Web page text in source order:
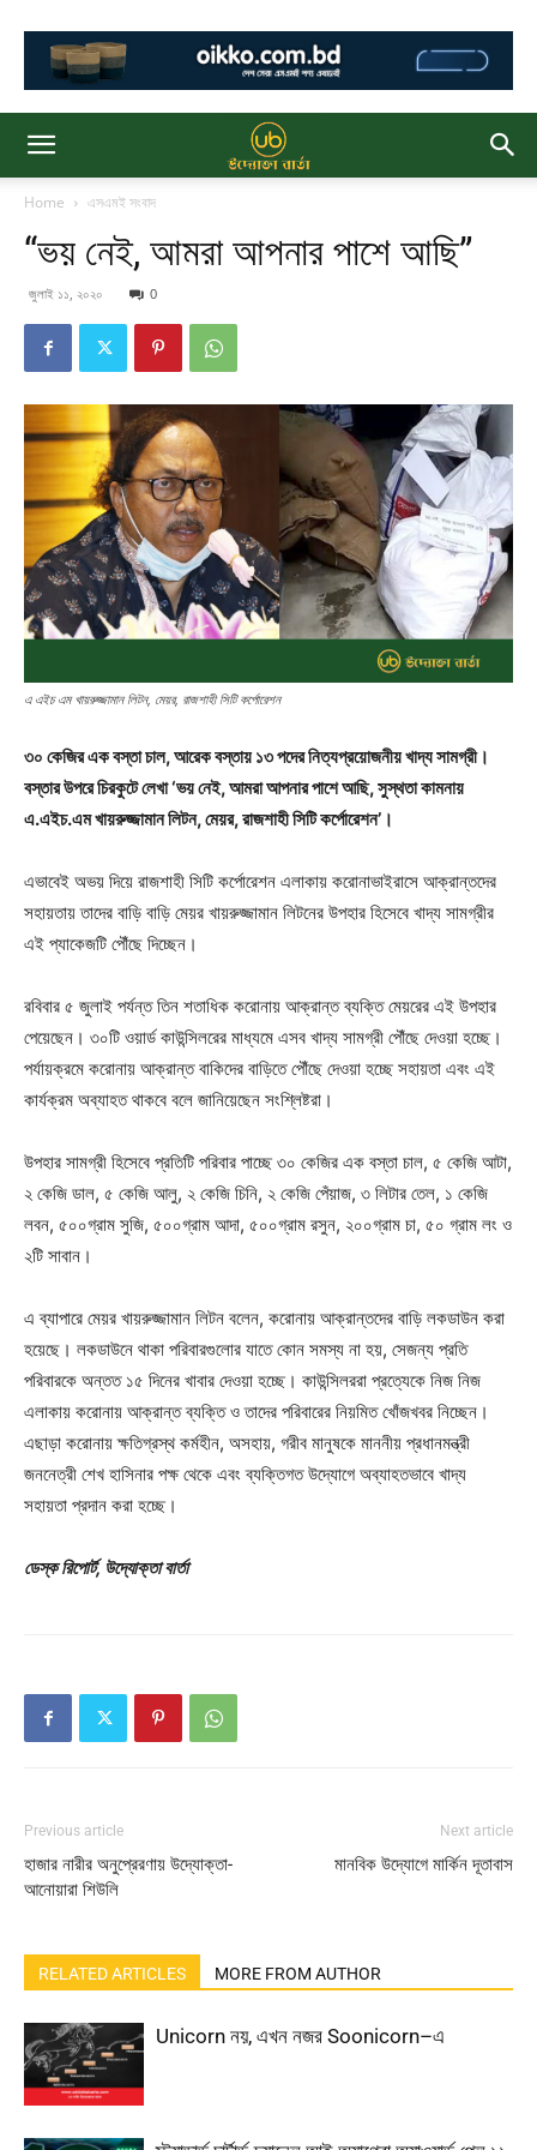
Home এসএমই সংবাদ
“ভয় নেই, আমরা আপনার পাশে আছি”
জুলাই ১১, ২০২০ 0
এ এইচ এম খায়রুজ্জামান লিটন, মেয়র, রাজশাহী সিটি কর্পোরেশন
৩০ কেজির এক বস্তা চাল, আরেক বস্তায় ১৩ পদের নিত্যপ্রয়োজনীয় খাদ্য সামগ্রী।
বস্তার উপরে চিরকুটে লেখা ‘ভয় নেই, আমরা আপনার পাশে আছি, সুস্থতা কামনায়
এ.এইচ.এম খায়রুজ্জামান লিটন, মেয়র, রাজশাহী সিটি কর্পোরেশন’।
এভাবেই অভয় দিয়ে রাজশাহী সিটি কর্পোরেশন এলাকায় করোনাভাইরাসে আক্রান্তদের
সহায়তায় তাদের বাড়ি বাড়ি মেয়র খায়রুজ্জামান লিটনের উপহার হিসেবে খাদ্য সামগ্রীর
এই প্যাকেজটি পৌঁছে দিচ্ছেন।
রবিবার ৫ জুলাই পর্যন্ত তিন শতাধিক করোনায় আক্রান্ত ব্যক্তি মেয়রের এই উপহার
পেয়েছেন। ৩০টি ওয়ার্ড কাউন্সিলরের মাধ্যমে এসব খাদ্য সামগ্রী পৌঁছে দেওয়া হচ্ছে।
পর্যায়ক্রমে করোনায় আক্রান্ত বাকিদের বাড়িতে পৌঁছে দেওয়া হচ্ছে সহায়তা এবং এই
কার্যক্রম অব্যাহত থাকবে বলে জানিয়েছেন সংশ্লিষ্টরা।
উপহার সামগ্রী হিসেবে প্রতিটি পরিবার পাচ্ছে ৩০ কেজির এক বস্তা চাল, ৫ কেজি আটা,
২ কেজি ডাল, ৫ কেজি আলু, ২ কেজি চিনি, ২ কেজি পেঁয়াজ, ৩ লিটার তেল, ১ কেজি
লবন, ৫০০গ্রাম সুজি, ৫০০গ্রাম আদা, ৫০০গ্রাম রসুন, ২০০গ্রাম চা, ৫০ গ্রাম লং ও
২টি সাবান।
এ ব্যাপারে মেয়র খায়রুজ্জামান লিটন বলেন, করোনায় আক্রান্তদের বাড়ি লকডাউন করা
হয়েছে। লকডাউনে থাকা পরিবারগুলোর যাতে কোন সমস্য না হয়, সেজন্য প্রতি
পরিবারকে অন্তত ১৫ দিনের খাবার দেওয়া হচ্ছে। কাউন্সিলররা প্রত্যেকে নিজ নিজ
এলাকায় করোনায় আক্রান্ত ব্যক্তি ও তাদের পরিবারের নিয়মিত খোঁজখবর নিচ্ছেন।
এছাড়া করোনায় ক্ষতিগ্রস্থ কর্মহীন, অসহায়, গরীব মানুষকে মাননীয় প্রধানমন্ত্রী
জননেত্রী শেখ হাসিনার পক্ষ থেকে এবং ব্যক্তিগত উদ্যোগে অব্যাহতভাবে খাদ্য
সহায়তা প্রদান করা হচ্ছে।
ডেস্ক রিপোর্ট, উদ্যোক্তা বার্তা
Previous article
হাজার নারীর অনুপ্রেরণায় উদ্যোক্তা-
আনোয়ারা শিউলি
Next article
মানবিক উদ্যোগে মার্কিন দূতাবাস
RELATED ARTICLES MORE FROM AUTHOR
Unicorn নয়, এখন নজর Soonicorn–এ